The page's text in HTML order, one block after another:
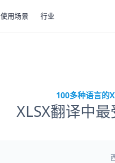
使用场景 行业
100多种语言的
XLSX翻译中